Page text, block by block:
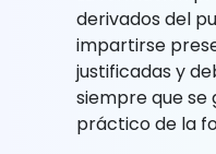
derivados del
impartirse
justificadas y
siempre que
práctico de la